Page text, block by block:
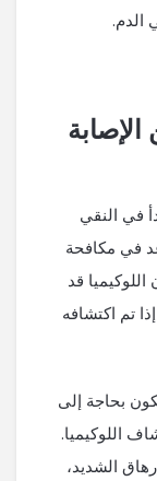
الدم.
في النقي
في مكافحة
قد
تم اكتشافه
بحاجة إلى
اللوكيميا.
الشديد،